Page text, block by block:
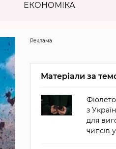
ЕКОНОМІКА
Реклама
Матеріали за
з
для
чипсів